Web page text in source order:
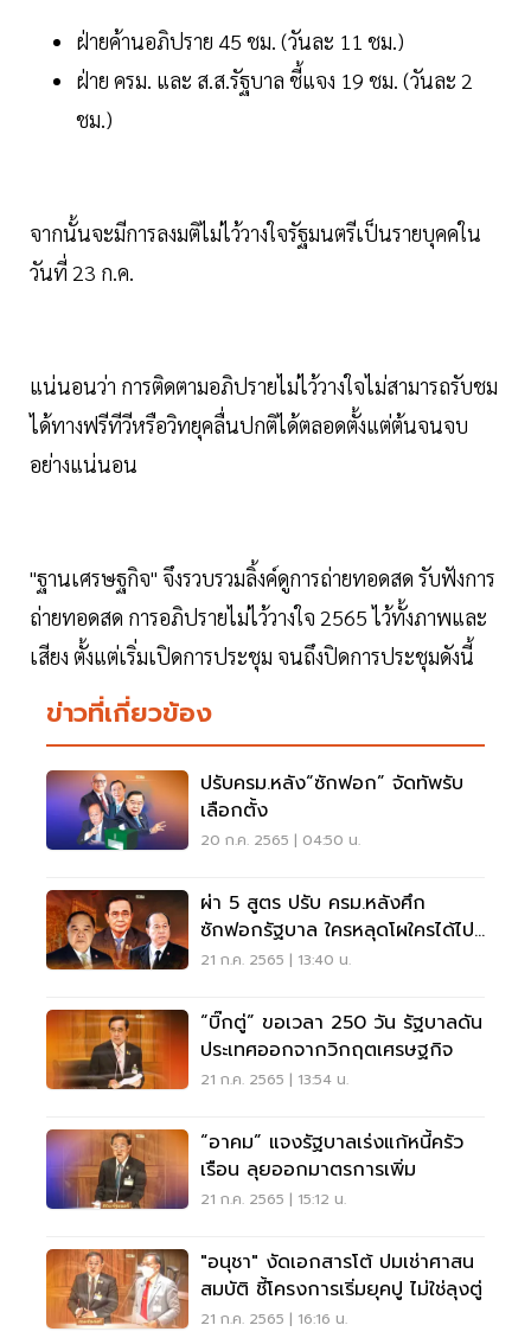
ฝ่ายค้านอภิปราย 45 ชม. (วันละ 11 ชม.)
ฝ่าย ครม. และ ส.ส.รัฐบาล ชี้แจง 19 ชม. (วันละ 2
ชม.)
จากนั้นจะมีการลงมติไม่ไว้วางใจรัฐมนตรีเป็นรายบุคคใน
วันที่ 23 ก.ค.
แน่นอนว่า การติดตามอภิปรายไม่ไว้วางใจไม่สามารถรับชม
ได้ทางฟรีทีวีหรือวิทยุคลื่นปกติได้ตลอดตั้งแต่ต้นจนจบ
อย่างแน่นอน
"ฐานเศรษฐกิจ" จึงรวบรวมลิ้งค์ดูการถ่ายทอดสด รับฟังการ
ถ่ายทอดสด การอภิปรายไม่ไว้วางใจ 2565 ไว้ทั้งภาพและ
เสียง ตั้งแต่เริ่มเปิดการประชุม จนถึงปิดการประชุมดังนี้
ข่าวที่เกี่ยวข้อง
ปรับครม.หลัง“ซักฟอก” จัดทัพรับ
เลือกตั้ง
20 ก.ค. 2565 | 04:50 น.
ผ่า 5 สูตร ปรับ ครม.หลังศึก
ซักฟอกรัฐบาล ใครหลุดโผใครได้ไป
ต่ออ่านด่วน
21 ก.ค. 2565 | 13:40 น.
“บิ๊กตู่” ขอเวลา 250 วัน รัฐบาลดัน
ประเทศออกจากวิกฤตเศรษฐกิจ
21 ก.ค. 2565 | 13:54 น.
“อาคม” แจงรัฐบาลเร่งแก้หนี้ครัว
เรือน ลุยออกมาตรการเพิ่ม
21 ก.ค. 2565 | 15:12 น.
"อนุชา" งัดเอกสารโต้ ปมเช่าศาสน
สมบัติ ชี้โครงการเริ่มยุคปู ไม่ใช่ลุงตู่
21 ก.ค. 2565 | 16:16 น.